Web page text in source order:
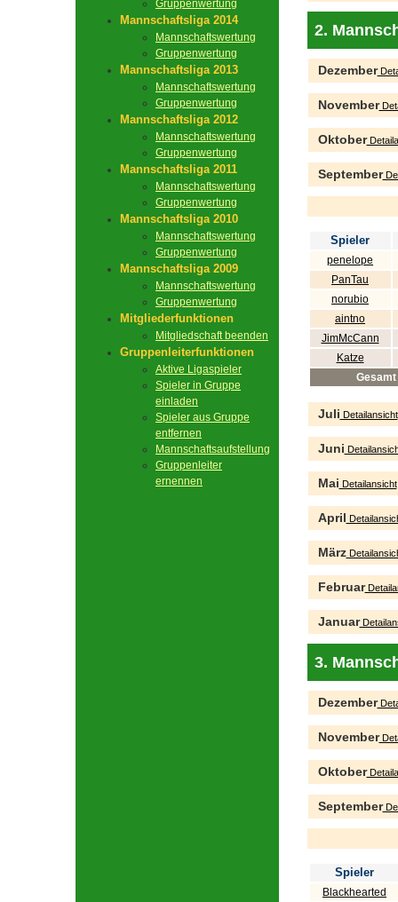
Gruppenwertung
Mannschaftsliga 2014
Mannschaftswertung
Gruppenwertung
Mannschaftsliga 2013
Mannschaftswertung
Gruppenwertung
Mannschaftsliga 2012
Mannschaftswertung
Gruppenwertung
Mannschaftsliga 2011
Mannschaftswertung
Gruppenwertung
Mannschaftsliga 2010
Mannschaftswertung
Gruppenwertung
Mannschaftsliga 2009
Mannschaftswertung
Gruppenwertung
Mitgliederfunktionen
Mitgliedschaft beenden
Gruppenleiterfunktionen
Aktive Ligaspieler
Spieler in Gruppe
einladen
Spieler aus Gruppe
entfernen
Mannschaftsaufstellung
Gruppenleiter
ernennen
2.
Dezember
November
Oktober
September
Spieler
penelope
PanTau
norubio
aintno
JimMcCann
Katze
Gesamt
Juli Detailansicht
Juni
Mai Detailansicht
April
März
Februar
Januar
3.
Dezember
November
Oktober
September
Spieler
Blackhearted